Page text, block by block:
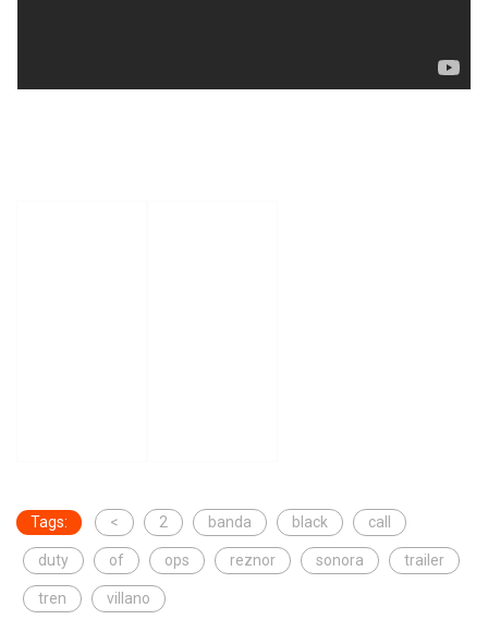
Tags: < 2 banda black call
duty of ops reznor sonora trailer
tren villano